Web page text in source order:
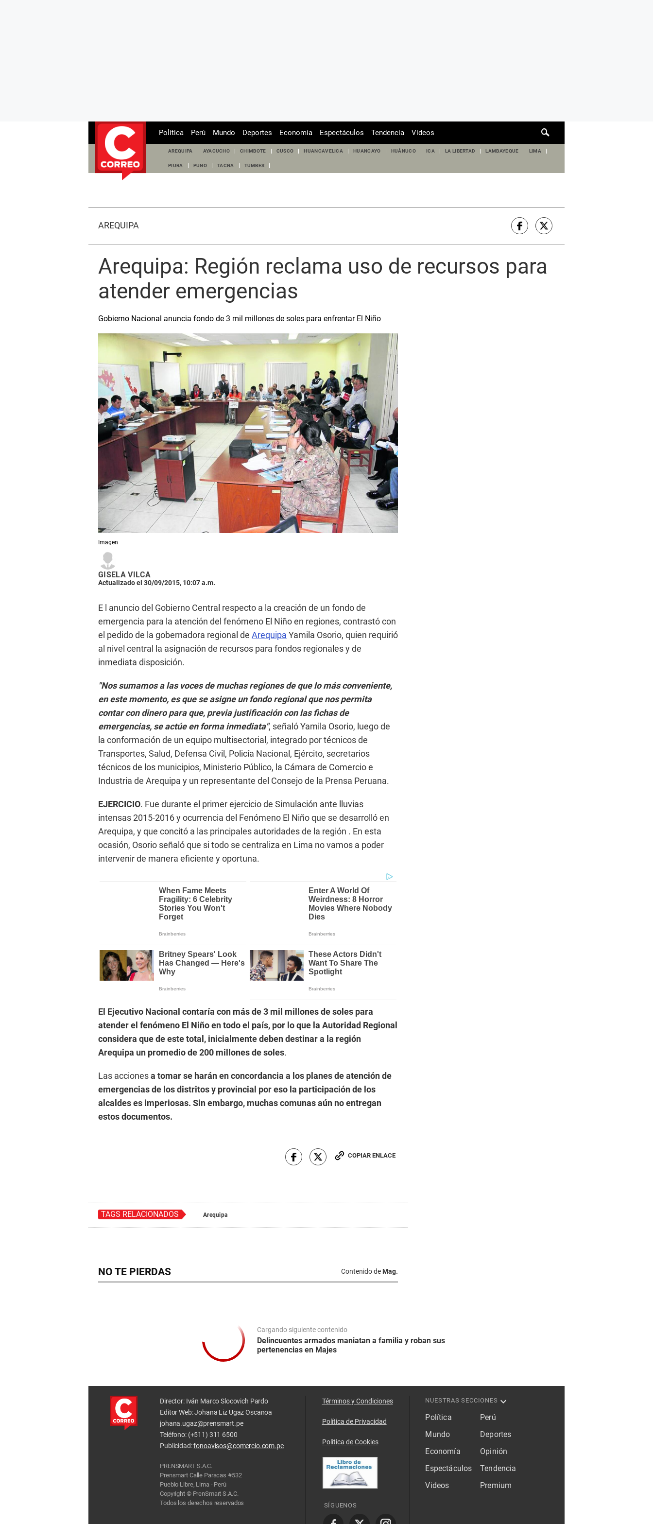
de
Política Perú Mundo Deportes Economía Espectáculos Tendencia Videos
AREQUIPA AYACUCHO CHIMBOTE CUSCO HUANCAVELICA HUANCAYO HUÁNUCO ICA LA LIBERTAD LAMBAYEQUE LIMA
PIURA PUNO TACNA TUMBES
AREQUIPA
Arequipa: Región reclama uso de recursos para
atender emergencias
Gobierno Nacional anuncia fondo de 3 mil millones de soles para enfrentar El Niño
Imagen
GISELA VILCA
Actualizado el 30/09/2015, 10:07 a.m.
E l anuncio del Gobierno Central respecto a la creación de un fondo de
emergencia para la atención del fenómeno El Niño en regiones, contrastó con
el pedido de la gobernadora regional de Arequipa Yamila Osorio, quien requirió
al nivel central la asignación de recursos para fondos regionales y de
inmediata disposición.
"Nos sumamos a las voces de muchas regiones de que lo más conveniente,
en este momento, es que se asigne un fondo regional que nos permita
contar con dinero para que, previa justificación con las fichas de
emergencias, se actúe en forma inmediata", señaló Yamila Osorio, luego de
la conformación de un equipo multisectorial, integrado por técnicos de
Transportes, Salud, Defensa Civil, Policía Nacional, Ejército, secretarios
técnicos de los municipios, Ministerio Público, la Cámara de Comercio e
Industria de Arequipa y un representante del Consejo de la Prensa Peruana.
EJERCICIO. Fue durante el primer ejercicio de Simulación ante lluvias
intensas 2015-2016 y ocurrencia del Fenómeno El Niño que se desarrolló en
Arequipa, y que concitó a las principales autoridades de la región . En esta
ocasión, Osorio señaló que si todo se centraliza en Lima no vamos a poder
intervenir de manera eficiente y oportuna.
El Ejecutivo Nacional contaría con más de 3 mil millones de soles para
atender el fenómeno El Niño en todo el país, por lo que la Autoridad Regional
considera que de este total, inicialmente deben destinar a la región
Arequipa un promedio de 200 millones de soles.
Las accionesa tomar se harán en concordancia a los planes de atención de
emergencias de los distritos y provincial por eso la participación de los
alcaldes es imperiosas. Sin embargo, muchas comunas aún no entregan
estos documentos.
COPIAR ENLACE
TAGS RELACIONADOS Arequipa
NO TE PIERDAS Contenido de Mag.
Cargando siguiente contenido
Delincuentes armados maniatan a familia y roban sus
pertenencias en Majes
Director: Iván Marco Slocovich Pardo
Editor Web: Johana Liz Ugaz Oscanoa
johana.ugaz@prensmart.pe
Teléfono: (+511) 311 6500
Publicidad:fonoavisos@comercio.com.pe
PRENSMART S.A.C.
Prensmart Calle Paracas #532
Pueblo Libre, Lima - Perú
Copyright © PrenSmart S.A.C.
Todos los derechos reservados
Términos y Condiciones
Política de Privacidad
Politica de Cookies
SÍGUENOS
NUESTRAS SECCIONES
Política
Perú
Mundo
Deportes
Economía
Opinión
Espectáculos
Tendencia
Videos
Premium